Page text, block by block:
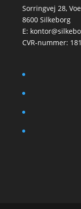
Sorringvej 28,
8600 Silkeborg
E:
CVR-nummer: